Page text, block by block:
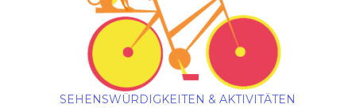
SEHENSWÜRDIGKEITEN & AKTIVITÄTEN